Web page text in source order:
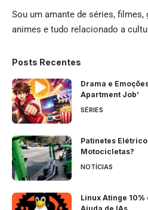
Sou um amante de séries, filmes,
animes e tudo relacionado a
Posts Recentes
Drama e
Apartment Job’
SÉRIES
Patinetes
Motocicletas?
NOTÍCIAS
Linux Atinge 10%